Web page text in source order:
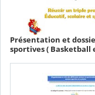
Présentation et
sportives ( Basketball